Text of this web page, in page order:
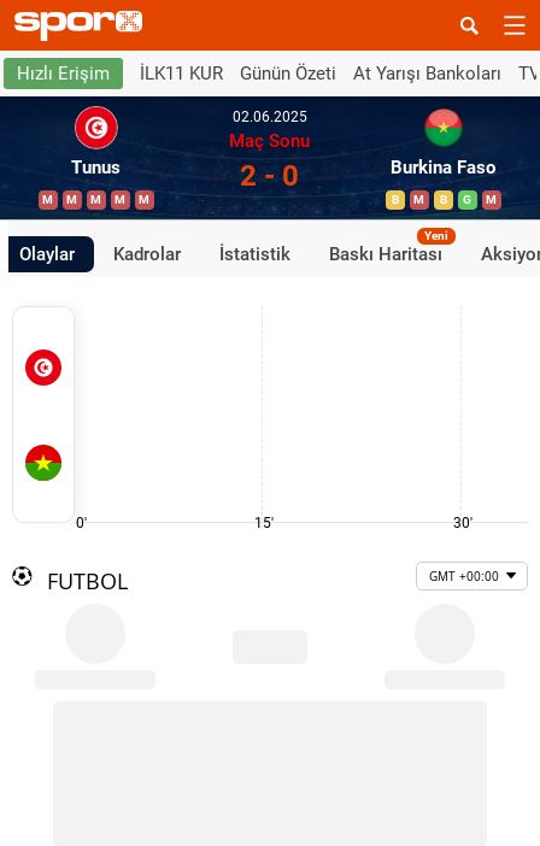
Hızlı Erişim İLK11 KUR Günün Özeti At Yarışı Bankoları
Tunus
M M M M M
02.06.2025
Maç Sonu
2 - 0 Burkina Faso
B M B G M
Olaylar Kadrolar İstatistik Baskı Haritası
Yeni
0' 15' 30'
FUTBOL GMT +00:00